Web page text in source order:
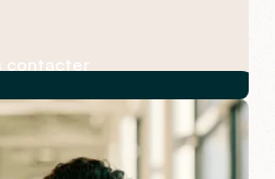
contacter